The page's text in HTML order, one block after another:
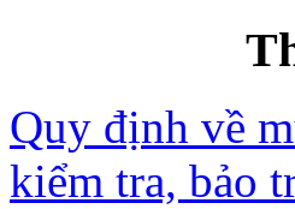
Quy định về
kiểm tra, bảo